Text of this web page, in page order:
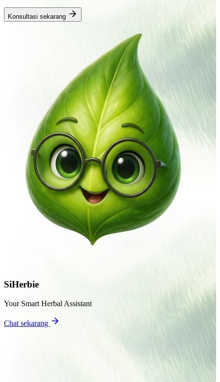
Konsultasi sekarang
SiHerbie
Your Smart Herbal Assistant
Chat sekarang